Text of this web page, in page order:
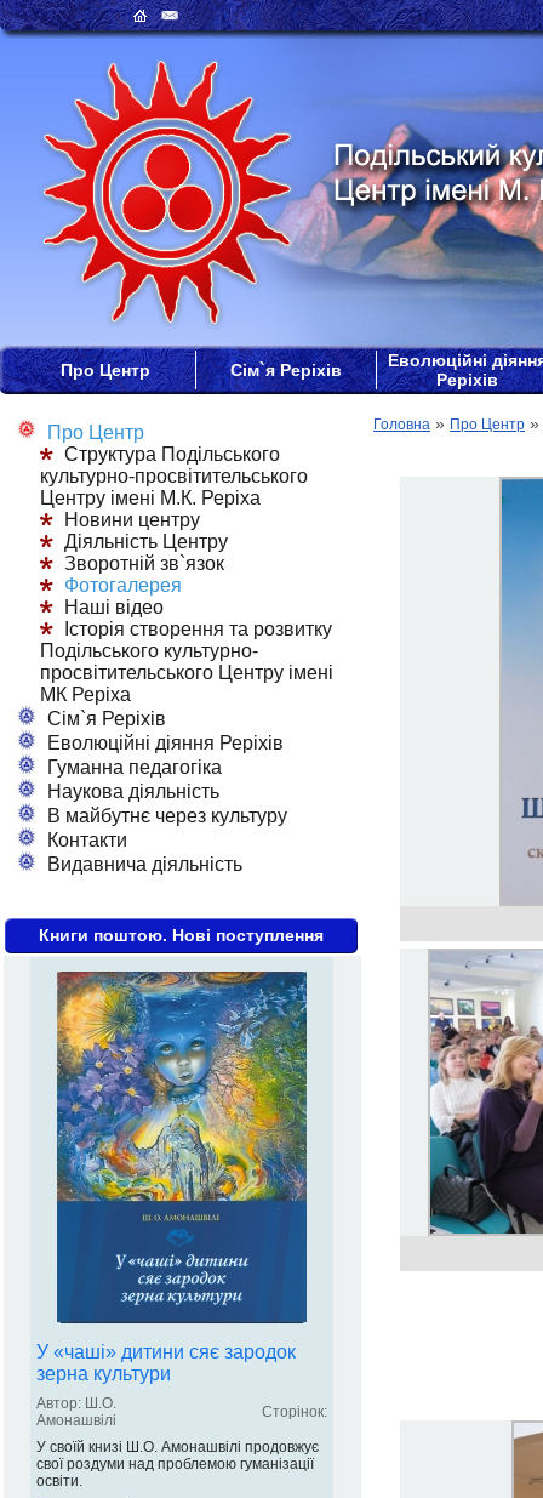
Про Центр Сім`я Реріхів
Еволюційні
Реріхів
Про Центр
Структура Подільського
культурно-просвітительського
Центру імені М.К. Реріха
Новини центру
Діяльність Центру
Зворотній зв`язок
Фотогалерея
Наші відео
Історія створення та розвитку
Подільського культурно-
просвітительського Центру імені
МК Реріха
Сім`я Реріхів
Еволюційні діяння Реріхів
Гуманна педагогіка
Наукова діяльність
В майбутнє через культуру
Контакти
Видавнича діяльність
Книги поштою. Нові поступлення
У «чаші» дитини сяє зародок
зерна культури
Автор: Ш.О.
Амонашвілі
Сторінок:
У своїй книзі Ш.О. Амонашвілі продовжує
свої роздуми над проблемою гуманізації
освіти.
Головна » Про Центр »